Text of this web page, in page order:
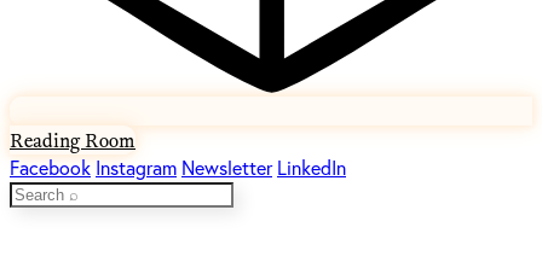
Reading Room
Facebook Instagram Newsletter LinkedIn